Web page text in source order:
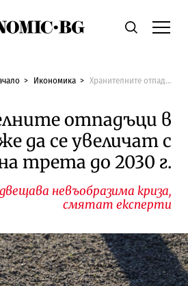
Economic.bgТърсене
Икономика Хранителните отпадъци в света може да се увеличат с една трета до 2030 г.
отпадъци в
да се увеличат с
трета до 2030 г.
невъобразима криза,
смятат експерти